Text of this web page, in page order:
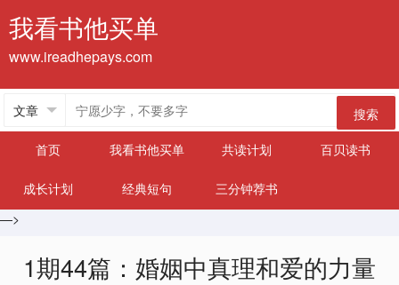
我看书他买单
www.ireadhepays.com
搜索
首页
我看书他买单 共读计划 百贝读书
成长计划 经典短句
三分钟荐书
—>
1期44篇：婚姻中真理和爱的力量